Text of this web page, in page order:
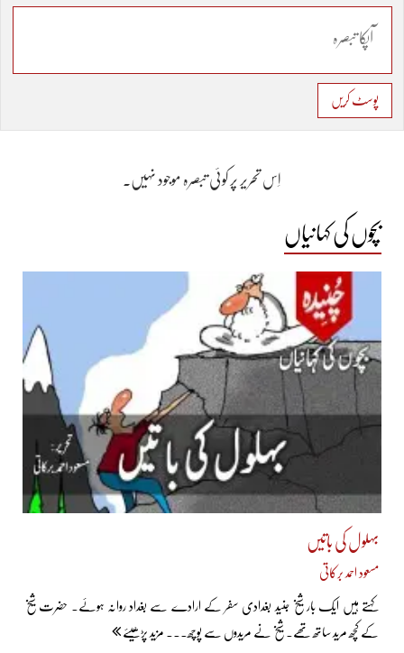
پوسٹ کریں
اِس تحریر پر کوئی تبصرہ موجود نہیں۔
بچوں کی کہانیاں
بہلول کی باتیں
مسعود احمد برکاتی
کہتے ہیں ایک بار شیخ جنید بغدادی سفر کے ارادے سے بغداد روانہ ہوئے۔ حضرت شیخ
کے کچھ مرید ساتھ تھے۔ شیخ نے مریدوں سے پوچھ... مزید پڑھیئے